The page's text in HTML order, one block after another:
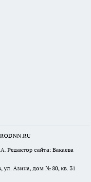
Редактор сайта: Бакаева
ул. Азина, дом № 80, кв. 31